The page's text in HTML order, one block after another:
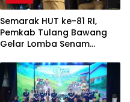
Semarak HUT ke-81 RI,
Pemkab Tulang Bawang
Gelar Lomba Senam